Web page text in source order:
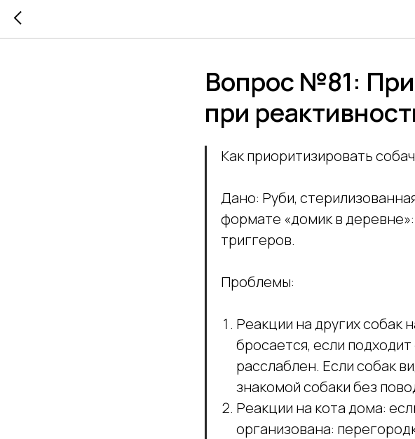
Вопрос №81:
при
Как приоритизировать
Дано: Руби,
формате «домик в
триггеров.
Проблемы:
Реакции на других собак
бросается, если
расслаблен. Если собак
знакомой собаки без
Реакции на кота дома:
организована: